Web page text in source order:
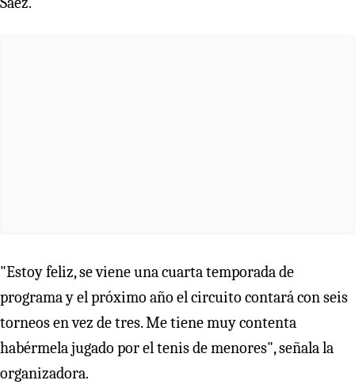
"Estoy feliz, se viene una cuarta temporada de
programa y el próximo año el circuito contará con seis
torneos en vez de tres. Me tiene muy contenta
habérmela jugado por el tenis de menores", señala la
organizadora.